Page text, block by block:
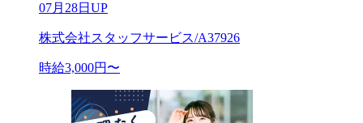
07月28日UP
株式会社スタッフサービス/A37926
時給3,000円〜